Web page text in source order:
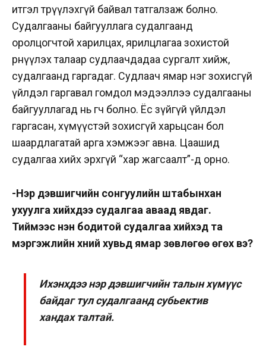
итгэл төрүүлэхгүй байвал татгалзаж болно.
Судалгааны байгууллага судалгаанд
оролцогчтой харилцах, ярилцлагаа зохистой
өрнүүлэх талаар судлаачдадаа сургалт хийж,
судалгаанд гаргадаг. Судлаач ямар нэг зохисгүй
үйлдэл гаргавал гомдол мэдээллээ судалгааны
байгууллагад нь өгч болно. Ёс зүйгүй үйлдэл
гаргасан, хүмүүстэй зохисгүй харьцсан бол
шаардлагатай арга хэмжээг авна. Цаашид
судалгаа хийх эрхгүй “хар жагсаалт”-д орно.
-Нэр дэвшигчийн сонгуулийн штабынхан
ухуулга хийхдээ судалгаа аваад явдаг.
Тиймээс үнэн бодитой судалгаа хийхэд та
мэргэжлийн хүний хувьд ямар зөвлөгөө өгөх вэ?
Ихэнхдээ нэр дэвшигчийн талын хүмүүс
байдаг тул судалгаанд субьектив
хандах талтай.